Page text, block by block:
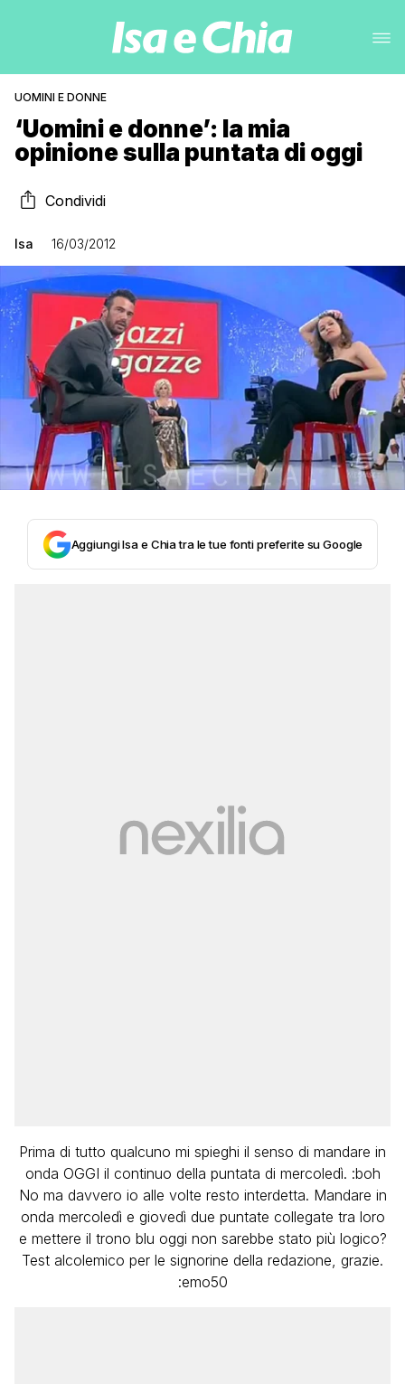
UOMINI E DONNE
‘Uomini e donne’: la mia
opinione sulla puntata di oggi
Condividi
Isa 16/03/2012
Aggiungi Isa e Chia tra le tue fonti preferite su Google
Prima di tutto qualcuno mi spieghi il senso di mandare in
onda OGGI il continuo della puntata di mercoledì. :boh
No ma davvero io alle volte resto interdetta. Mandare in
onda mercoledì e giovedì due puntate collegate tra loro
e mettere il trono blu oggi non sarebbe stato più logico?
Test alcolemico per le signorine della redazione, grazie.
:emo50